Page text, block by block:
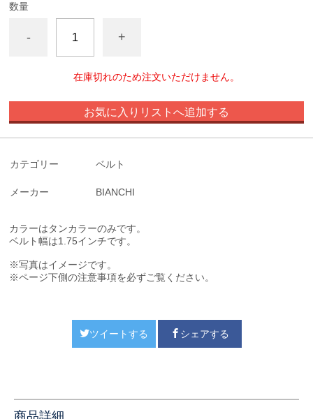
数量
- +
在庫切れのため注文いただけません。
お気に入りリストへ追加する
カテゴリー ベルト
メーカー BIANCHI
カラーはタンカラーのみです。
ベルト幅は1.75インチです。
※写真はイメージです。
※ページ下側の注意事項を必ずご覧ください。
ツイートする シェアする
商品詳細